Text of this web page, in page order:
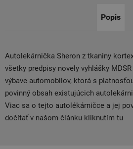
Popis
Autolekárnička Sheron z tkaniny
všetky predpisy novely vyhlášky
výbave automobilov, ktorá s
povinný obsah existujúcich
Viac sa o tejto autolékárničce a jej
dočítať v našom článku kliknutím tu